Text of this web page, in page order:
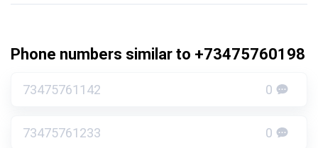
Phone numbers similar to +73475760198
73475761142 0
73475761233 0